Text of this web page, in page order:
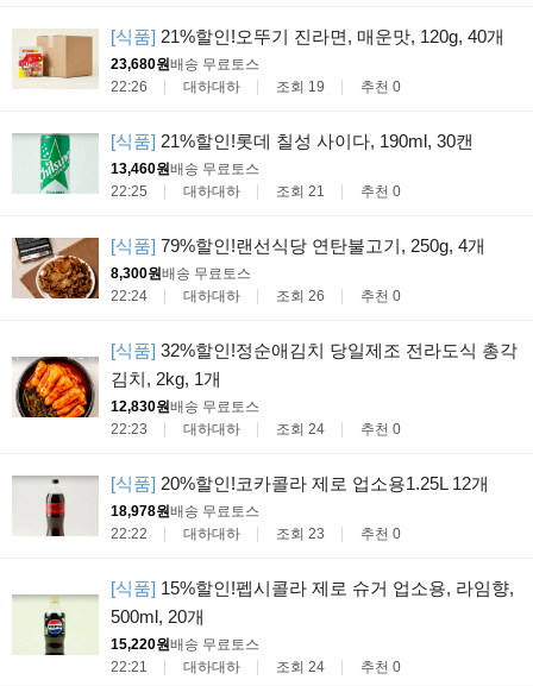
[식품] 21%할인!오뚜기 진라면, 매운맛, 120g, 40개
23,680원배송 무료 토스
22:26
대하대하 조회 19 추천 0
[식품] 21%할인!롯데 칠성 사이다, 190ml, 30캔
13,460원배송 무료 토스
22:25
대하대하 조회 21 추천 0
[식품] 79%할인!랜선식당 연탄불고기, 250g, 4개
8,300원배송 무료 토스
22:24
대하대하 조회 26 추천 0
[식품] 32%할인!정순애김치 당일제조 전라도식 총각
김치, 2kg, 1개
12,830원배송 무료 토스
22:23
대하대하 조회 24 추천 0
[식품] 20%할인!코카콜라 제로 업소용1.25L 12개
18,978원배송 무료 토스
22:22
대하대하 조회 23 추천 0
[식품] 15%할인!펩시콜라 제로 슈거 업소용, 라임향,
500ml, 20개
15,220원배송 무료 토스
22:21
대하대하 조회 24 추천 0